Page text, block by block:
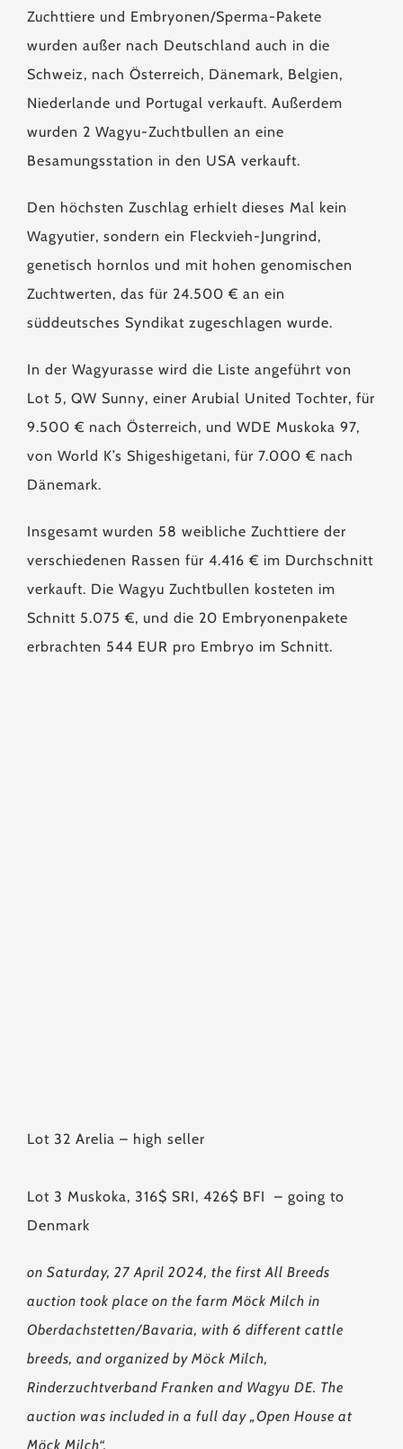
Zuchttiere und Embryonen/Sperma-Pakete
wurden außer nach Deutschland auch in die
Schweiz, nach Österreich, Dänemark, Belgien,
Niederlande und Portugal verkauft. Außerdem
wurden 2 Wagyu-Zuchtbullen an eine
Besamungsstation in den USA verkauft.
Den höchsten Zuschlag erhielt dieses Mal kein
Wagyutier, sondern ein Fleckvieh-Jungrind,
genetisch hornlos und mit hohen genomischen
Zuchtwerten, das für 24.500 € an ein
süddeutsches Syndikat zugeschlagen wurde.
In der Wagyurasse wird die Liste angeführt von
Lot 5, QW Sunny, einer Arubial United Tochter, für
9.500 € nach Österreich, und WDE Muskoka 97,
von World K’s Shigeshigetani, für 7.000 € nach
Dänemark.
Insgesamt wurden 58 weibliche Zuchttiere der
verschiedenen Rassen für 4.416 € im Durchschnitt
verkauft. Die Wagyu Zuchtbullen kosteten im
Schnitt 5.075 €, und die 20 Embryonenpakete
erbrachten 544 EUR pro Embryo im Schnitt.
Lot 32 Arelia – high seller
Lot 3 Muskoka, 316$ SRI, 426$ BFI – going to
Denmark
on Saturday, 27 April 2024, the first All Breeds
auction took place on the farm Möck Milch in
Oberdachstetten/Bavaria, with 6 different cattle
breeds, and organized by Möck Milch,
Rinderzuchtverband Franken and Wagyu DE. The
auction was included in a full day „Open House at
Möck Milch“.